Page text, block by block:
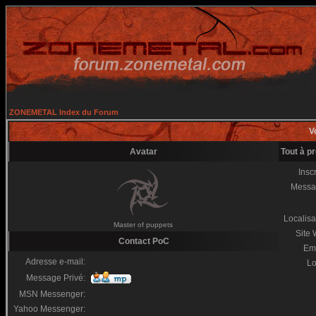
ZONEMETAL Index du Forum
Avatar Tout à
Master of puppets
Site
Contact PoC
Adresse e-mail:
Message Privé:
MSN Messenger:
Yahoo Messenger: